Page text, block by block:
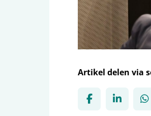
Artikel delen via
Deel viaDeel